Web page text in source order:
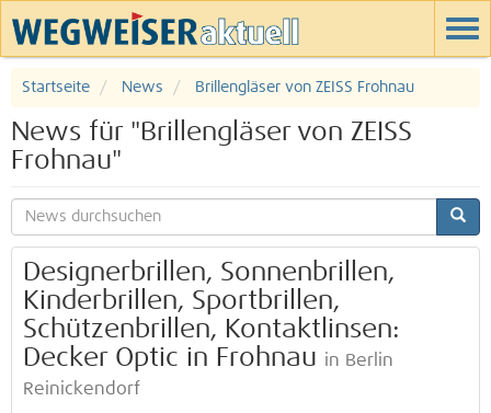
Startseite News Brillengläser von ZEISS Frohnau
News für "Brillengläser von ZEISS
Frohnau"
Designerbrillen, Sonnenbrillen,
Kinderbrillen, Sportbrillen,
Schützenbrillen, Kontaktlinsen:
Decker Optic in Frohnau in Berlin
Reinickendorf